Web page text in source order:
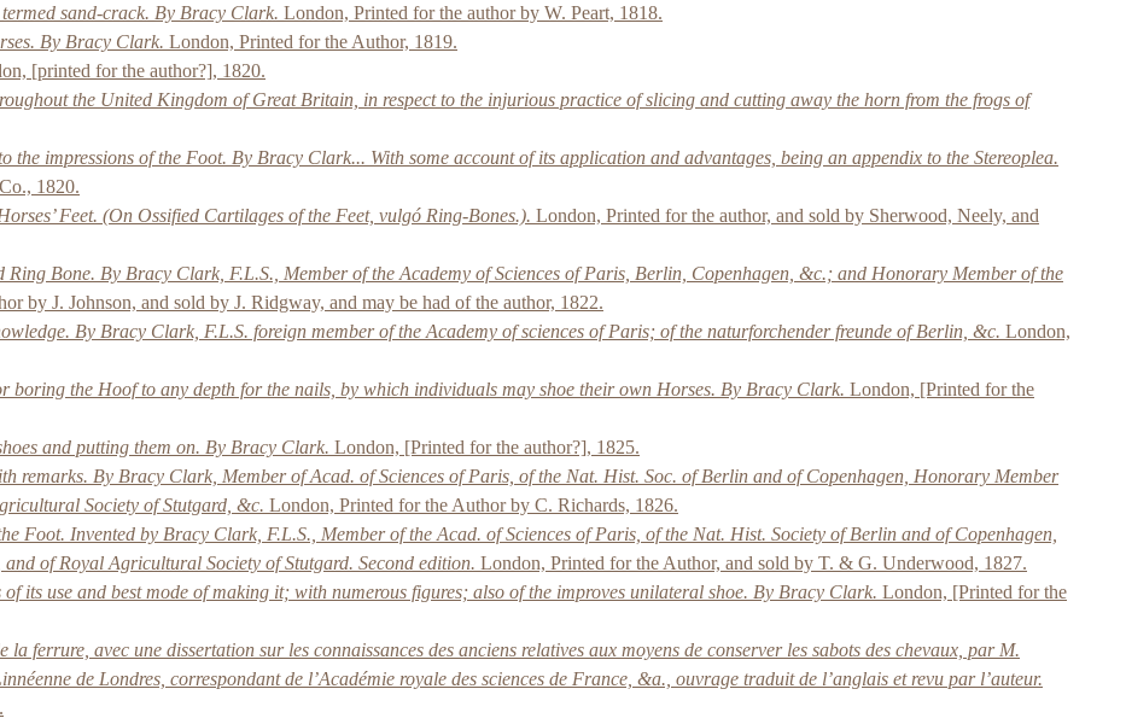
sand-crack. By Bracy Clark. London, Printed for the author by W. Peart, 1818.
By Bracy Clark. London, Printed for the Author, 1819.
[printed for the author?], 1820.
the United Kingdom of Great Britain, in respect to the injurious practice of slicing and cutting away the horn from the frogs of
the impressions of the Foot. By Bracy Clark... With some account of its application and advantages, being an appendix to the Stereoplea.
1820.
Feet. (On Ossified Cartilages of the Feet, vulgó Ring-Bones.). London, Printed for the author, and sold by Sherwood, Neely, and
Ring Bone. By Bracy Clark, F.L.S., Member of the Academy of Sciences of Paris, Berlin, Copenhagen, &c.; and Honorary Member of the
by J. Johnson, and sold by J. Ridgway, and may be had of the author, 1822.
By Bracy Clark, F.L.S. foreign member of the Academy of sciences of Paris; of the naturforchender freunde of Berlin, &c. London,
boring the Hoof to any depth for the nails, by which individuals may shoe their own Horses. By Bracy Clark. London, [Printed for the
and putting them on. By Bracy Clark. London, [Printed for the author?], 1825.
remarks. By Bracy Clark, Member of Acad. of Sciences of Paris, of the Nat. Hist. Soc. of Berlin and of Copenhagen, Honorary Member
Society of Stutgard, &c. London, Printed for the Author by C. Richards, 1826.
Foot. Invented by Bracy Clark, F.L.S., Member of the Acad. of Sciences of Paris, of the Nat. Hist. Society of Berlin and of Copenhagen,
of Royal Agricultural Society of Stutgard. Second edition. London, Printed for the Author, and sold by T. & G. Underwood, 1827.
its use and best mode of making it; with numerous figures; also of the improves unilateral shoe. By Bracy Clark. London, [Printed for the
la ferrure, avec une dissertation sur les connaissances des anciens relatives aux moyens de conserver les sabots des chevaux, par M.
de Londres, correspondant de l’Académie royale des sciences de France, &a., ouvrage traduit de l’anglais et revu par l’auteur.